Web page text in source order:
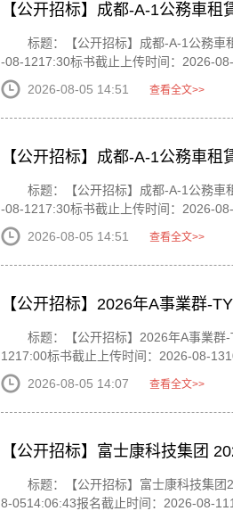
【公开招标】成都-A-1公務車租
标题：【公开招标】成都-A-1公務
-08-1217:30标书截止上传时间：2026-
2026-08-05 14:51
查看全文>>
【公开招标】成都-A-1公務車租
标题：【公开招标】成都-A-1公務
-08-1217:30标书截止上传时间：2026-
2026-08-05 14:51
查看全文>>
【公开招标】2026年A事業群-
标题：【公开招标】2026年A事業
1217:00标书截止上传时间：2026-08-
2026-08-05 14:07
查看全文>>
【公开招标】富士康科技集团
标题：【公开招标】富士康科技集
8-0514:06:43报名截止时间：2026-08-